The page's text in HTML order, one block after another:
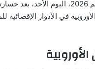
الأوروبية في الأدوار